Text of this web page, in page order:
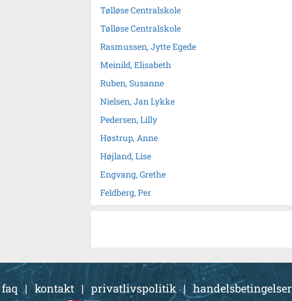
Tølløse Centralskole
Tølløse Centralskole
Rasmussen, Jytte Egede
Meinild, Elisabeth
Ruben, Susanne
Nielsen, Jan Lykke
Pedersen, Lilly
Høstrup, Anne
Højland, Lise
Engvang, Grethe
Feldberg, Per
faq |kontakt| privatlivspolitik|handelsbetingelser